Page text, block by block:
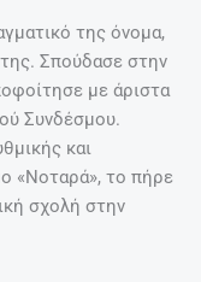
της όνομα,
Σπούδασε στην
με άριστα
Συνδέσμου.
και
«Νοταρά», το πήρε
σχολή στην